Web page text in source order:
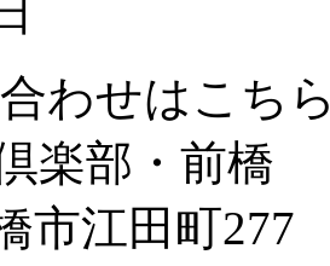
わせはこち
楽部・前橋
市江田町277